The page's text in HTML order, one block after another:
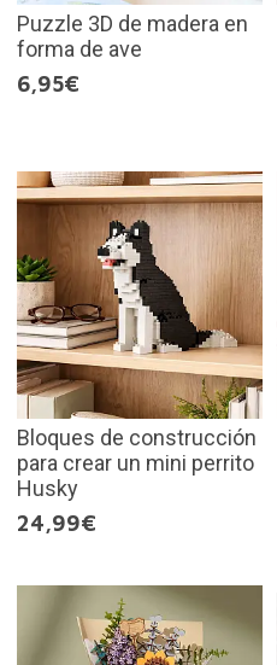
Puzzle 3D de madera en
forma de ave
6,95€
Bloques de construcción
para crear un mini perrito
Husky
24,99€